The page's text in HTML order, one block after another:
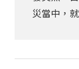
災當中，